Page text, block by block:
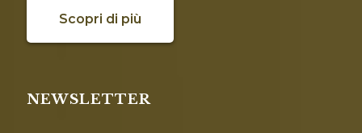
Scopri di più
NEWSLETTER